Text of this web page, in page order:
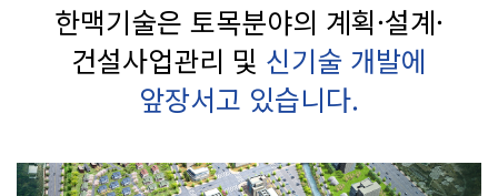
한맥기술은 토목분야의 계획·설계·
건설사업관리 및 신기술 개발에
앞장서고 있습니다.